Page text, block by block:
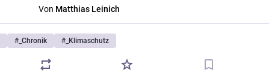
Von Matthias Leinich
# _Chronik # _Klimaschutz